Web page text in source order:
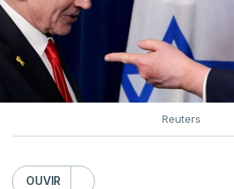
Reuters
OUVIR